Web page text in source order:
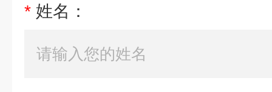
* 姓名：